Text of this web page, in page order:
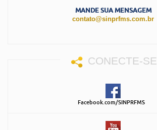
MANDE SUA MENSAGEM
contato@sinprfms.com.br
CONECTE-SE
Facebook.com/SINPRFMS